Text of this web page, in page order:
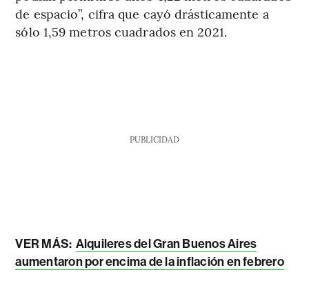
de espacio”, cifra que cayó drásticamente a
sólo 1,59 metros cuadrados en 2021.
PUBLICIDAD
VER MÁS: Alquileres del Gran Buenos Aires
aumentaron por encima de la inflación en febrero